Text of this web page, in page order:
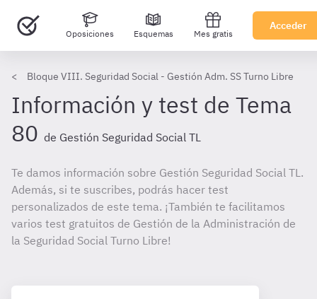
Oposiciones Esquemas Mes gratis
Acceder
Bloque VIII. Seguridad Social - Gestión Adm. SS Turno Libre
Información y test de Tema
80 de Gestión Seguridad Social TL
Te damos información sobre Gestión Seguridad Social TL.
Además, si te suscribes, podrás hacer test
personalizados de este tema. ¡También te facilitamos
varios test gratuitos de Gestión de la Administración de
la Seguridad Social Turno Libre!